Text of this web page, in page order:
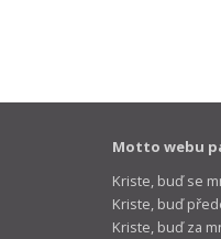
Motto webu
Kriste, buď se
Kriste, buď
Kriste, buď za